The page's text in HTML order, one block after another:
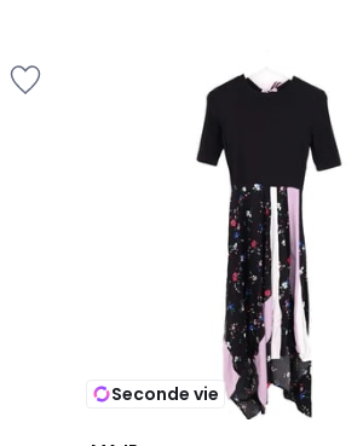
Seconde vie